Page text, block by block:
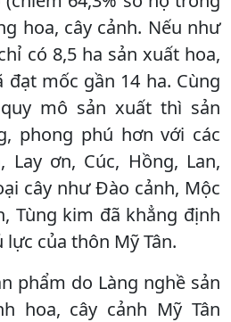
hoa, cây cảnh. Nếu như
có 8,5 ha sản xuất hoa,
đạt mốc gần 14 ha. Cùng
mô sản xuất thì sản
phong phú hơn với các
Lay ơn, Cúc, Hồng, Lan,
cây như Đào cảnh, Mộc
Tùng kim đã khẳng định
của thôn Mỹ Tân.
phẩm do Làng nghề sản
hoa, cây cảnh Mỹ Tân